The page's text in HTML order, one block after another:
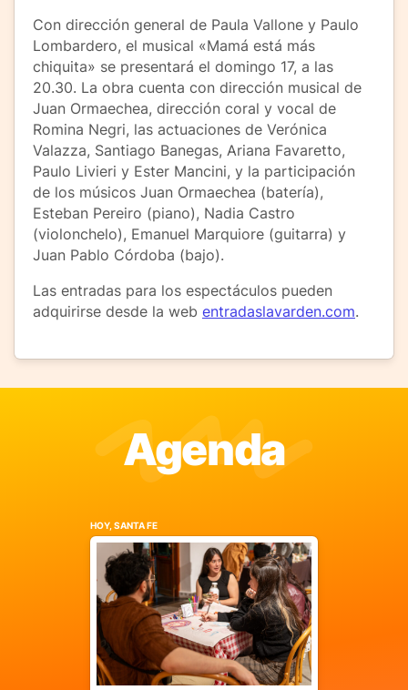
Con dirección general de Paula Vallone y Paulo
Lombardero, el musical «Mamá está más
chiquita» se presentará el domingo 17, a las
20.30. La obra cuenta con dirección musical de
Juan Ormaechea, dirección coral y vocal de
Romina Negri, las actuaciones de Verónica
Valazza, Santiago Banegas, Ariana Favaretto,
Paulo Livieri y Ester Mancini, y la participación
de los músicos Juan Ormaechea (batería),
Esteban Pereiro (piano), Nadia Castro
(violonchelo), Emanuel Marquiore (guitarra) y
Juan Pablo Córdoba (bajo).
Las entradas para los espectáculos pueden
adquirirse desde la web entradaslavarden.com.
Agenda
HOY, SANTA FE